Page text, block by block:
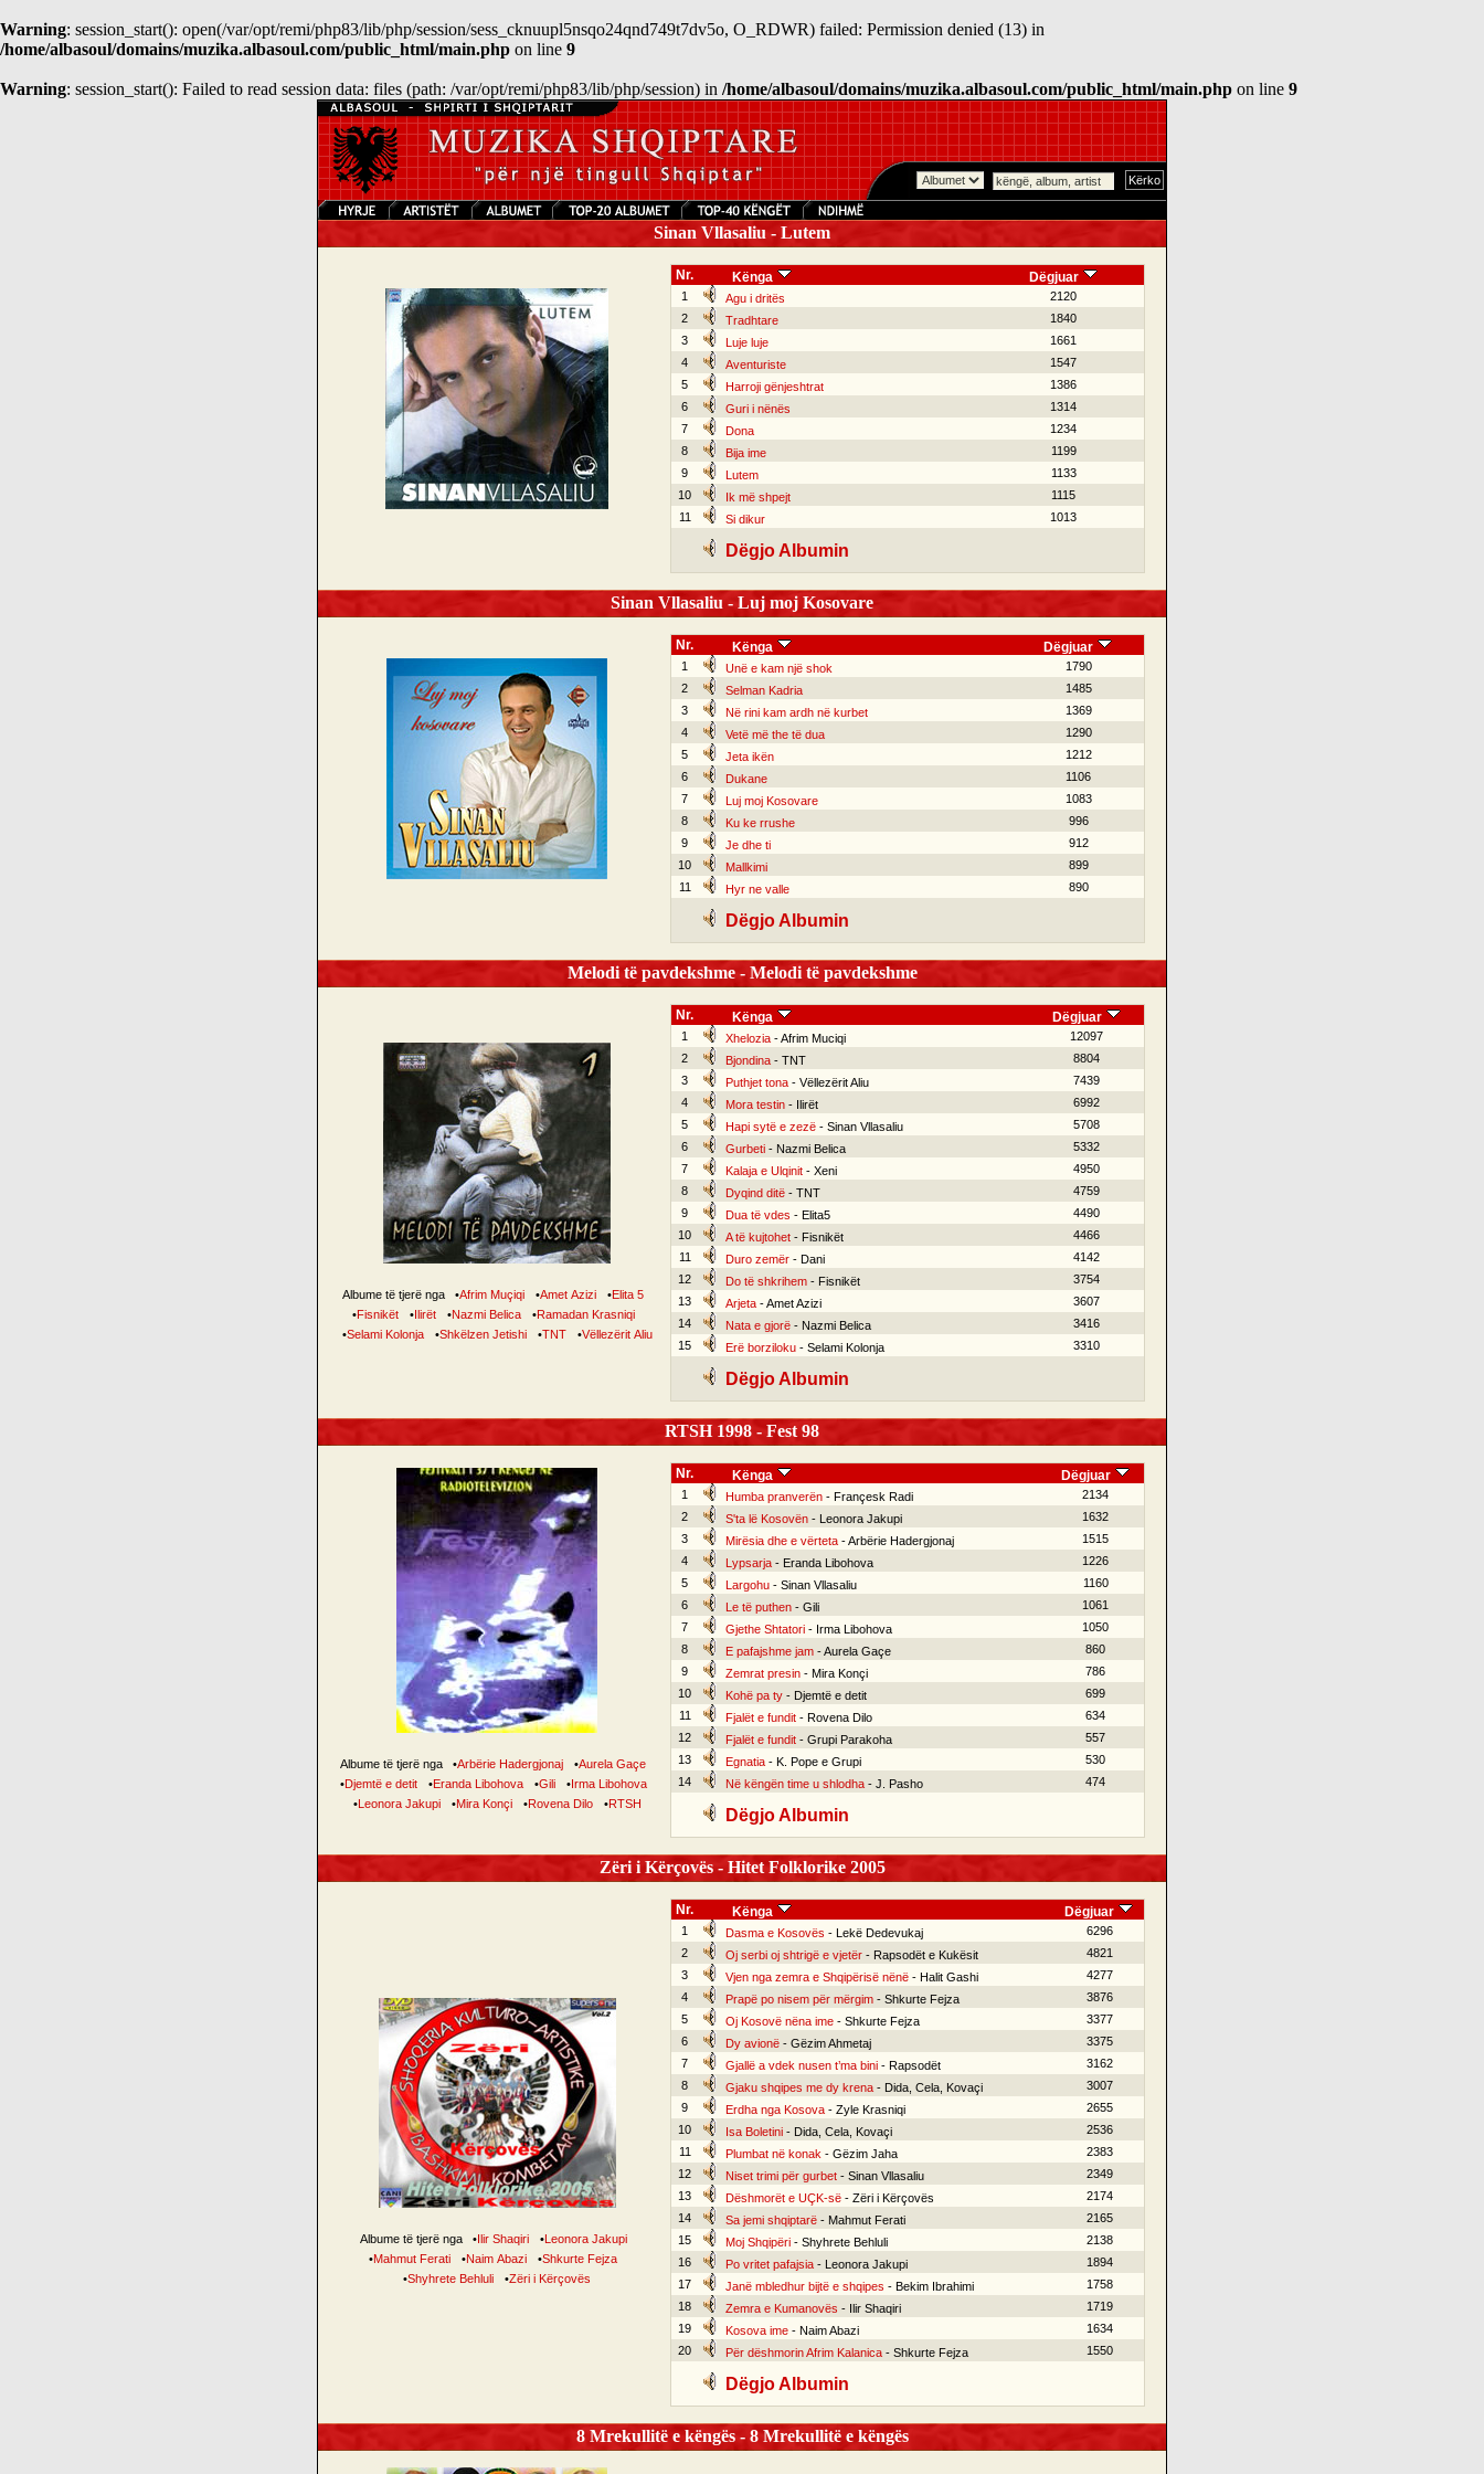
Warning: session_start(): open(/var/opt/remi/php83/lib/php/session/sess_cknuupl5nsqo24qnd749t7dv5o, O_RDWR) failed: Permission denied (13) in
/home/albasoul/domains/muzika.albasoul.com/public_html/main.php on line 9
Warning: session_start(): Failed to read session data: files (path: /var/opt/remi/php83/lib/php/session) in /home/albasoul/domains/muzika.albasoul.com/public_html/main.php on line 9
Sinan Vllasaliu - Lutem
Nr. Kënga Dëgjuar
1 Agu i dritës
2120
2
Tradhtare
1840
3
Luje luje
1661
4
Aventuriste
1547
5
Harroji gënjeshtrat
1386
6
Guri i nënës
1314
7
Dona
1234
8
Bija ime
1199
9
Lutem
1133
10
Ik më shpejt
1115
11
Si dikur 1013
Dëgjo Albumin
Sinan Vllasaliu - Luj moj Kosovare
Nr. Kënga Dëgjuar
1 Unë e kam një shok
1790
2
Selman Kadria
1485
3
Në rini kam ardh në kurbet
1369
4
Vetë më the të dua
1290
5
Jeta ikën
1212
6
Dukane
1106
7
Luj moj Kosovare
1083
8
Ku ke rrushe
996
9
Je dhe ti
912
10
Mallkimi
899
11
Hyr ne valle 890
Dëgjo Albumin
Melodi të pavdekshme - Melodi të pavdekshme
Albume të tjerë nga •Afrim Muçiqi •Amet Azizi •Elita 5
•Fisnikët •Ilirët •Nazmi Belica •Ramadan Krasniqi
•Selami Kolonja •Shkëlzen Jetishi •TNT •Vëllezërit Aliu
Nr. Kënga Dëgjuar
1 Xhelozia- Afrim Muciqi
12097
2
Bjondina- TNT
8804
3
Puthjet tona- Vëllezërit Aliu
7439
4
Mora testin- Ilirët
6992
5
Hapi sytë e zezë- Sinan Vllasaliu
5708
6
Gurbeti- Nazmi Belica
5332
7
Kalaja e Ulqinit- Xeni
4950
8
Dyqind ditë- TNT
4759
9
Dua të vdes - Elita5
4490
10
A të kujtohet- Fisnikët
4466
11
Duro zemër- Dani
4142
12
Do të shkrihem- Fisnikët
3754
13
Arjeta- Amet Azizi
3607
14
Nata e gjorë- Nazmi Belica
3416
15
Erë borziloku- Selami Kolonja 3310
Dëgjo Albumin
RTSH 1998 - Fest 98
Albume të tjerë nga •Arbërie Hadergjonaj •Aurela Gaçe
•Djemtë e detit •Eranda Libohova •Gili •Irma Libohova
•Leonora Jakupi •Mira Konçi •Rovena Dilo •RTSH
Nr. Kënga Dëgjuar
1 Humba pranverën- Françesk Radi
2134
2
S'ta lë Kosovën- Leonora Jakupi
1632
3
Mirësia dhe e vërteta- Arbërie Hadergjonaj
1515
4
Lypsarja- Eranda Libohova
1226
5
Largohu- Sinan Vllasaliu
1160
6
Le të puthen- Gili
1061
7
Gjethe Shtatori- Irma Libohova
1050
8
E pafajshme jam- Aurela Gaçe
860
9
Zemrat presin- Mira Konçi
786
10
Kohë pa ty- Djemtë e detit
699
11
Fjalët e fundit- Rovena Dilo
634
12
Fjalët e fundit- Grupi Parakoha
557
13
Egnatia- K. Pope e Grupi
530
14
Në këngën time u shlodha- J. Pasho 474
Dëgjo Albumin
Zëri i Kërçovës - Hitet Folklorike 2005
Albume të tjerë nga •Ilir Shaqiri •Leonora Jakupi
•Mahmut Ferati •Naim Abazi •Shkurte Fejza
•Shyhrete Behluli •Zëri i Kërçovës
Nr. Kënga Dëgjuar
1 Dasma e Kosovës - Lekë Dedevukaj
6296
2
Oj serbi oj shtrigë e vjetër- Rapsodët e Kukësit
4821
3
Vjen nga zemra e Shqipërisë nënë- Halit Gashi
4277
4
Prapë po nisem për mërgim- Shkurte Fejza
3876
5
Oj Kosovë nëna ime- Shkurte Fejza
3377
6
Dy avionë- Gëzim Ahmetaj
3375
7
Gjallë a vdek nusen t’ma bini- Rapsodët
3162
8
Gjaku shqipes me dy krena- Dida, Cela, Kovaçi
3007
9
Erdha nga Kosova- Zyle Krasniqi
2655
10
Isa Boletini- Dida, Cela, Kovaçi
2536
11
Plumbat në konak - Gëzim Jaha
2383
12
Niset trimi për gurbet- Sinan Vllasaliu
2349
13
Dëshmorët e UÇK-së- Zëri i Kërçovës
2174
14
Sa jemi shqiptarë- Mahmut Ferati
2165
15
Moj Shqipëri- Shyhrete Behluli
2138
16
Po vritet pafajsia- Leonora Jakupi
1894
17
Janë mbledhur bijtë e shqipes - Bekim Ibrahimi
1758
18
Zemra e Kumanovës - Ilir Shaqiri
1719
19
Kosova ime- Naim Abazi
1634
20
Për dëshmorin Afrim Kalanica- Shkurte Fejza 1550
Dëgjo Albumin
8 Mrekullitë e këngës - 8 Mrekullitë e këngës